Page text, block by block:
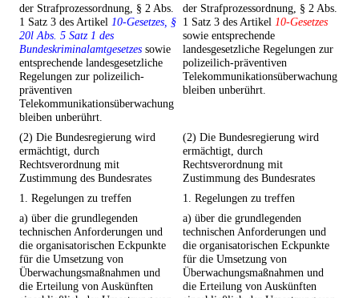
der Strafprozessordnung, § 2 Abs.
1 Satz 3 des Artikel 10-Gesetzes, §
20l Abs. 5 Satz 1 des
Bundeskriminalamtgesetzes sowie
entsprechende landesgesetzliche
Regelungen zur polizeilich-
präventiven
Telekommunikationsüberwachung
bleiben unberührt.
der Strafprozessordnung, § 2 Abs.
1 Satz 3 des Artikel 10-Gesetzes
sowie entsprechende
landesgesetzliche Regelungen zur
polizeilich-präventiven
Telekommunikationsüberwachung
bleiben unberührt.
(2) Die Bundesregierung wird
ermächtigt, durch
Rechtsverordnung mit
Zustimmung des Bundesrates
(2) Die Bundesregierung wird
ermächtigt, durch
Rechtsverordnung mit
Zustimmung des Bundesrates
1. Regelungen zu treffen
1. Regelungen zu treffen
a) über die grundlegenden
technischen Anforderungen und
die organisatorischen Eckpunkte
für die Umsetzung von
Überwachungsmaßnahmen und
die Erteilung von Auskünften
a) über die grundlegenden
technischen Anforderungen und
die organisatorischen Eckpunkte
für die Umsetzung von
Überwachungsmaßnahmen und
die Erteilung von Auskünften